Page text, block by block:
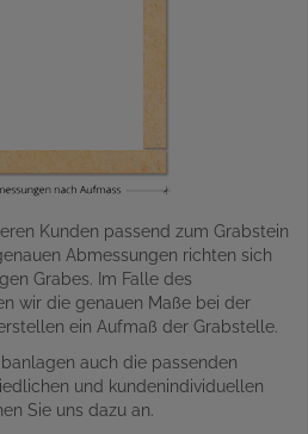
Kunden passend zum Grabstein
Abmessungen richten sich
Grabes. Im Falle des
wir die genauen Maße bei der
ein Aufmaß der Grabstelle.
auch die passenden
und kundenindividuellen
Sie uns dazu an.